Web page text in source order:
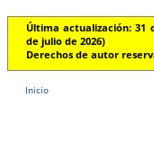
Última actualización: 31
de julio de 2026)
Derechos de autor
Inicio